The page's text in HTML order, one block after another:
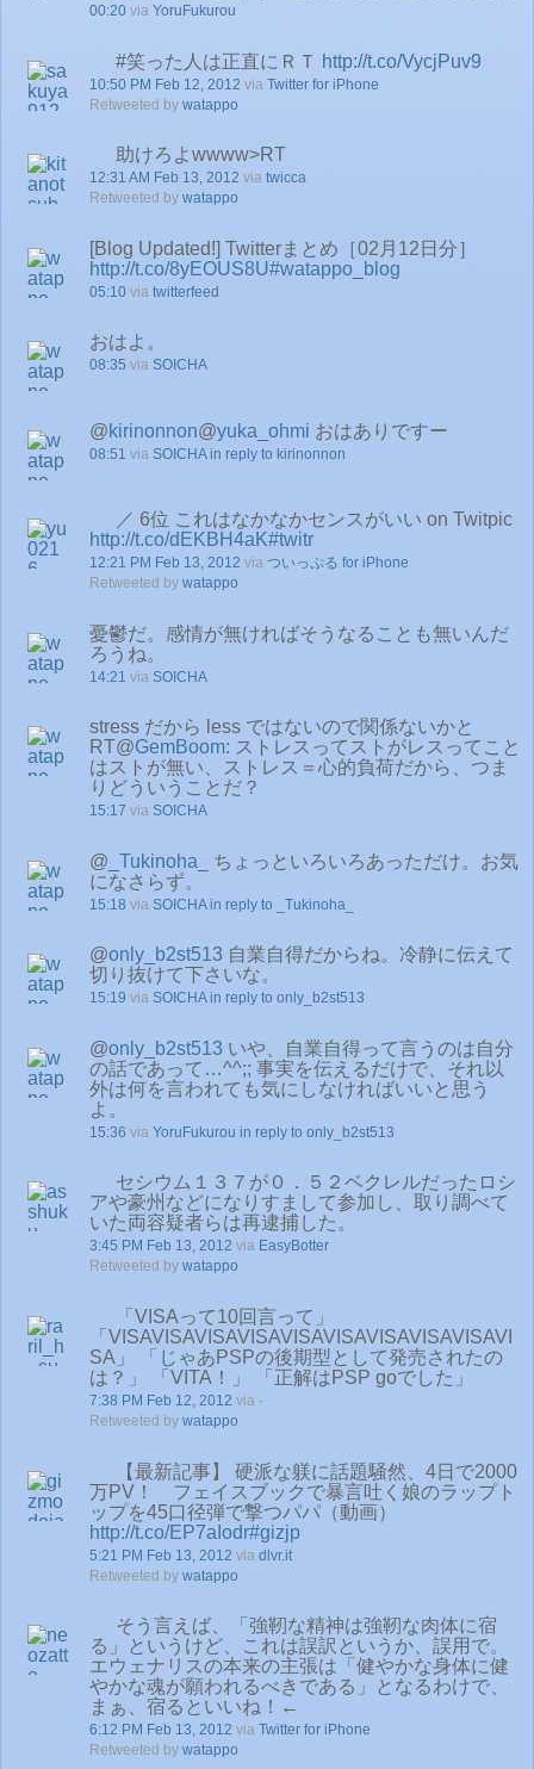
00:20 via YoruFukurou
#笑った人は正直にＲＴ http://t.co/VycjPuv9
10:50 PM Feb 12, 2012 via Twitter for iPhone
Retweeted by watappo
助けろよwwww>RT
12:31 AM Feb 13, 2012 via twicca
Retweeted by watappo
[Blog Updated!] Twitterまとめ［02月12日分］
http://t.co/8yEOUS8U#watappo_blog
05:10 via twitterfeed
おはよ。
08:35 via SOICHA
@kirinonnon@yuka_ohmi おはありですー
08:51 via SOICHA in reply to kirinonnon
／ 6位 これはなかなかセンスがいい on Twitpic
http://t.co/dEKBH4aK#twitr
12:21 PM Feb 13, 2012 via ついっぷる for iPhone
Retweeted by watappo
憂鬱だ。感情が無ければそうなることも無いんだ
ろうね。
14:21 via SOICHA
stress だから less ではないので関係ないかと
RT@GemBoom: ストレスってストがレスってこと
はストが無い、ストレス＝心的負荷だから、つま
りどういうことだ？
15:17 via SOICHA
@ _Tukinoha_
ちょっといろいろあっただけ。お気
になさらず。
15:18 via SOICHA in reply to _Tukinoha_
@only_b2st513 自業自得だからね。冷静に伝えて
切り抜けて下さいな。
15:19 via SOICHA in reply to only_b2st513
@only_b2st513 いや、自業自得って言うのは自分
の話であって…^^;; 事実を伝えるだけで、それ以
外は何を言われても気にしなければいいと思う
よ。
15:36 via YoruFukurou in reply to only_b2st513
セシウム１３７が０．５２ベクレルだったロシ
アや豪州などになりすまして参加し、取り調べて
いた両容疑者らは再逮捕した。
3:45 PM Feb 13, 2012 via EasyBotter
Retweeted by watappo
「VISAって10回言って」
「VISAVISAVISAVISAVISAVISAVISAVISAVISAVI
SA」 「じゃあPSPの後期型として発売されたの
は？」 「VITA！」 「正解はPSP goでした」
7:38 PM Feb 12, 2012 via -
Retweeted by watappo
【最新記事】 硬派な躾に話題騒然、4日で2000
万PV！ フェイスブックで暴言吐く娘のラップト
ップを45口径弾で撃つパパ（動画）
http://t.co/EP7aIodr#gizjp
5:21 PM Feb 13, 2012 via dlvr.it
Retweeted by watappo
そう言えば、「強靭な精神は強靭な肉体に宿
る」というけど、これは誤訳というか、誤用で。
エウェナリスの本来の主張は「健やかな身体に健
やかな魂が願われるべきである」となるわけで、
まぁ、宿るといいね！←
6:12 PM Feb 13, 2012 via Twitter for iPhone
Retweeted by watappo